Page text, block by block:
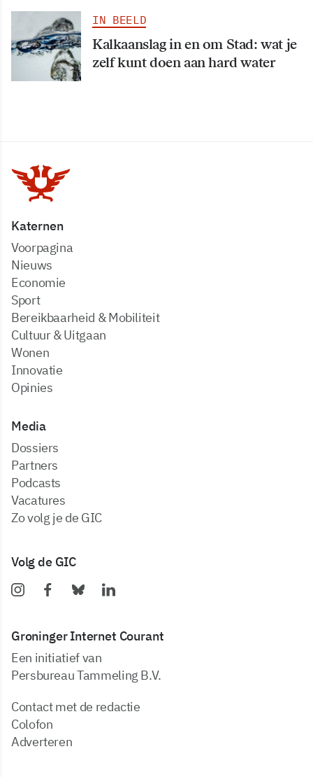
IN BEELD
Kalkaanslag in en om Stad: wat je
zelf kunt doen aan hard water
Katernen
Voorpagina
Nieuws
Economie
Sport
Bereikbaarheid & Mobiliteit
Cultuur & Uitgaan
Wonen
Innovatie
Opinies
Media
dossiers
partners
podcasts
vacatures
zo volg je de GIC
Volg de GIC
Groninger Internet Courant
Een initiatief van
Persbureau Tammeling B.V.
Contact met de redactie
Colofon
Adverteren